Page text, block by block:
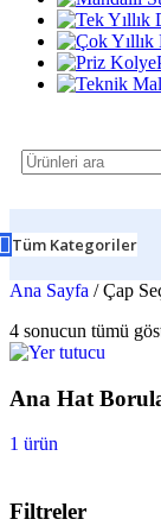
Tüm Kategoriler
Ana Sayfa / Çap
4 sonucun tümü
Ana Hat
1 ürün
Filtreler